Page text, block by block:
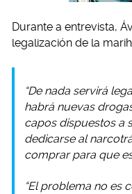
Durante a entrevista,
legalización de la
“De nada servirá
habrá nuevas
capos dispuestos a
dedicarse al
comprar para que
“El problema no es